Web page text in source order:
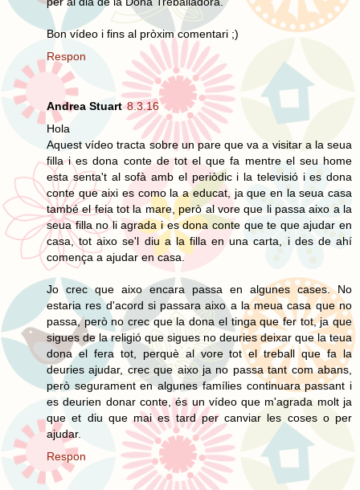
Bon vídeo i fins al pròxim comentari ;)
Respon
Andrea Stuart 8.3.16
Hola
Aquest vídeo tracta sobre un pare que va a visitar a la seua
filla i es dona conte de tot el que fa mentre el seu home
esta senta't al sofà amb el periòdic i la televisió i es dona
conte que aixi es como la a educat, ja que en la seua casa
també el feia tot la mare, però al vore que li passa aixo a la
seua filla no li agrada i es dona conte que te que ajudar en
casa, tot aixo se'l diu a la filla en una carta, i des de ahí
comença a ajudar en casa.
Jo crec que aixo encara passa en algunes cases. No
estaria res d'acord si passara aixo a la meua casa que no
passa, però no crec que la dona el tinga que fer tot, ja que
sigues de la religió que sigues no deuries deixar que la teua
dona el fera tot, perquè al vore tot el treball que fa la
deuries ajudar, crec que aixo ja no passa tant com abans,
però segurament en algunes famílies continuara passant i
es deurien donar conte, és un vídeo que m'agrada molt ja
que et diu que mai es tard per canviar les coses o per
ajudar.
Respon